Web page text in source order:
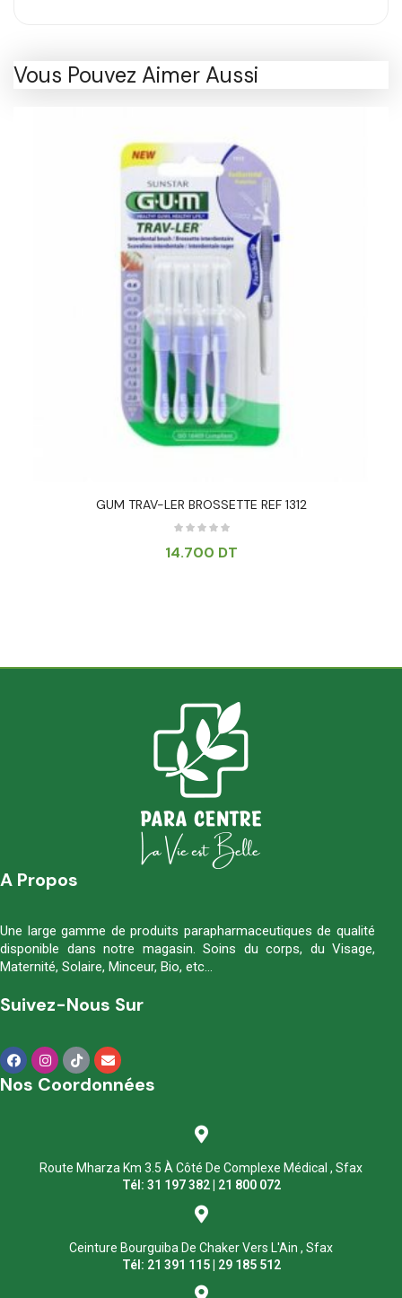
Vous Pouvez Aimer Aussi
GUM TRAV-LER BROSSETTE REF 1312
14.700 DT
A Propos
Une large gamme de produits parapharmaceutiques de qualité
disponible dans notre magasin. Soins du corps, du Visage,
Maternité, Solaire, Minceur, Bio, etc…
Suivez-Nous Sur
Nos Coordonnées
Route Mharza Km 3.5 À Côté De Complexe Médical , Sfax
Tél: 31 197 382 | 21 800 072
Ceinture Bourguiba De Chaker Vers L'Ain , Sfax
Tél: 21 391 115 | 29 185 512